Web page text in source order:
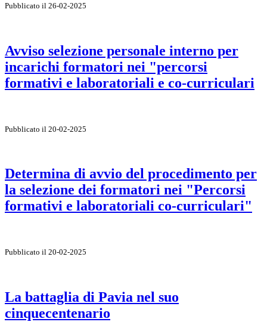
Pubblicato il 26-02-2025
Avviso selezione personale interno per
incarichi formatori nei "percorsi
formativi e laboratoriali e co-curriculari
Pubblicato il 20-02-2025
Determina di avvio del procedimento per
la selezione dei formatori nei "Percorsi
formativi e laboratoriali co-curriculari"
Pubblicato il 20-02-2025
La battaglia di Pavia nel suo
cinquecentenario